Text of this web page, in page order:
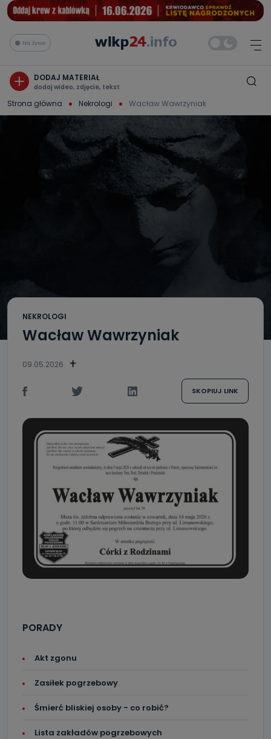
Na żywo
DODAJ MATERIAŁ
dodaj wideo, zdjęcie, tekst
Strona główna Nekrologi Wacław Wawrzyniak
NEKROLOGI
Wacław Wawrzyniak
09.05.2026
SKOPIUJ LINK
PORADY
Akt zgonu
Zasiłek pogrzebowy
Śmierć bliskiej osoby - co robić?
Lista zakładów pogrzebowych